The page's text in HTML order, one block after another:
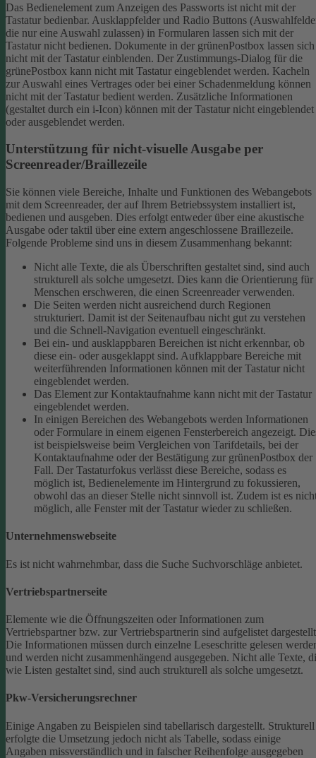
Das Bedienelement zum Anzeigen des Passworts ist nicht mit der
Tastatur bedienbar. Ausklappfelder und Radio Buttons
die nur eine Auswahl zulassen) in Formularen lassen sich mit der
Tastatur nicht bedienen. Dokumente in der grünenPostbox lassen sich
nicht mit der Tastatur einblenden. Der Zustimmungs-Dialog für die
grünePostbox kann nicht mit Tastatur eingeblendet werden. Kacheln
zur Auswahl eines Vertrages oder bei einer Schadenmeldung können
nicht mit der Tastatur bedient werden. Zusätzliche Informationen
(gestaltet durch ein i-Icon) können mit der Tastatur nicht eingeblendet
oder ausgeblendet werden.
Unterstützung für nicht-visuelle Ausgabe per
Screenreader/Braillezeile
Sie können viele Bereiche, Inhalte und Funktionen des Webangebots
mit dem Screenreader, der auf Ihrem Betriebssystem installiert ist,
bedienen und ausgeben. Dies erfolgt entweder über eine akustische
Ausgabe oder taktil über eine extern angeschlossene Braillezeile.
Folgende Probleme sind uns in diesem Zusammenhang bekannt:
Nicht alle Texte, die als Überschriften gestaltet sind, sind auch
strukturell als solche umgesetzt. Dies kann die Orientierung für
Menschen erschweren, die einen Screenreader verwenden.
Die Seiten werden nicht ausreichend durch Regionen
strukturiert. Damit ist der Seitenaufbau nicht gut zu verstehen
und die Schnell-Navigation eventuell eingeschränkt.
Bei ein- und ausklappbaren Bereichen ist nicht erkennbar, ob
diese ein- oder ausgeklappt sind. Aufklappbare Bereiche mit
weiterführenden Informationen können mit der Tastatur nicht
eingeblendet werden.
Das Element zur Kontaktaufnahme kann nicht mit der Tastatur
eingeblendet werden.
In einigen Bereichen des Webangebots werden Informationen
oder Formulare in einem eigenen Fensterbereich angezeigt.
ist beispielsweise beim Vergleichen von Tarifdetails, bei der
Kontaktaufnahme oder der Bestätigung zur grünenPostbox der
Fall. Der Tastaturfokus verlässt diese Bereiche, sodass es
möglich ist, Bedienelemente im Hintergrund zu fokussieren,
obwohl das an dieser Stelle nicht sinnvoll ist. Zudem ist es
möglich, alle Fenster mit der Tastatur wieder zu schließen.
Unternehmenswebseite
Es ist nicht wahrnehmbar, dass die Suche Suchvorschläge anbietet.
Vertriebspartnerseite
Elemente wie die Öffnungszeiten oder Informationen zum
Vertriebspartner bzw. zur Vertriebspartnerin sind aufgelistet
Die Informationen müssen durch einzelne Leseschritte gelesen
und werden nicht zusammenhängend ausgegeben. Nicht alle Texte,
wie Listen gestaltet sind, sind auch strukturell als solche umgesetzt.
Pkw-Versicherungsrechner
Einige Angaben zu Beispielen sind tabellarisch dargestellt. Strukturell
erfolgte die Umsetzung jedoch nicht als Tabelle, sodass einige
Angaben missverständlich und in falscher Reihenfolge ausgegeben